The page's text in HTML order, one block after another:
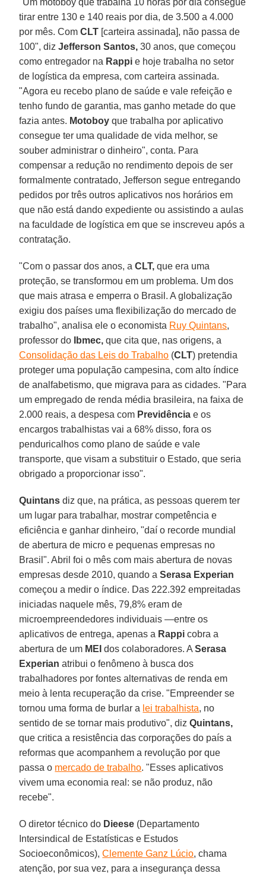
tirar entre 130 e 140 reais por dia, de 3.500 a 4.000
por mês. ComCLT [carteira assinada], não passa de
100", dizJefferson Santos, 30 anos, que começou
como entregador na Rappi e hoje trabalha no setor
de logística da empresa, com carteira assinada.
"Agora eu recebo plano de saúde e vale refeição e
tenho fundo de garantia, mas ganho metade do que
fazia antes. Motoboy que trabalha por aplicativo
consegue ter uma qualidade de vida melhor, se
souber administrar o dinheiro", conta. Para
compensar a redução no rendimento depois de ser
formalmente contratado, Jefferson segue entregando
pedidos por três outros aplicativos nos horários em
que não está dando expediente ou assistindo a aulas
na faculdade de logística em que se inscreveu após a
contratação.
"Com o passar dos anos, aCLT, que era uma
proteção, se transformou em um problema. Um dos
que mais atrasa e emperra o Brasil. A globalização
exigiu dos países uma flexibilização do mercado de
trabalho", analisa ele o economista Ruy Quintans,
professor do
Ibmec, que cita que, nas origens, a
Consolidação das Leis do Trabalho (CLT) pretendia
proteger uma população campesina, com alto índice
de analfabetismo, que migrava para as cidades. "Para
um empregado de renda média brasileira, na faixa de
2.000 reais, a despesa com Previdência e os
encargos trabalhistas vai a 68% disso, fora os
penduricalhos como plano de saúde e vale
transporte, que visam a substituir o Estado, que seria
obrigado a proporcionar isso".
Quintans diz que, na prática, as pessoas querem ter
um lugar para trabalhar, mostrar competência e
eficiência e ganhar dinheiro, "daí o recorde mundial
de abertura de micro e pequenas empresas no
Brasil". Abril foi o mês com mais abertura de novas
empresas desde 2010, quando aSerasa Experian
começou a medir o índice. Das 222.392 empreitadas
iniciadas naquele mês, 79,8% eram de
microempreendedores individuais —entre os
aplicativos de entrega, apenas a Rappi cobra a
abertura de um MEI dos colaboradores. ASerasa
Experian atribui o fenômeno à busca dos
trabalhadores por fontes alternativas de renda em
meio à lenta recuperação da crise. "Empreender se
tornou uma forma de burlar a lei trabalhista, no
sentido de se tornar mais produtivo", dizQuintans,
que critica a resistência das corporações do país a
reformas que acompanhem a revolução por que
passa o mercado de trabalho. "Esses aplicativos
vivem uma economia real: se não produz, não
recebe".
O diretor técnico do Dieese (Departamento
Intersindical de Estatísticas e Estudos
Socioeconômicos), Clemente Ganz Lúcio, chama
atenção, por sua vez, para a insegurança dessa